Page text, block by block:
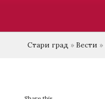
Стари град » Вести »